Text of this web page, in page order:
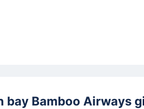
bay Bamboo Airways